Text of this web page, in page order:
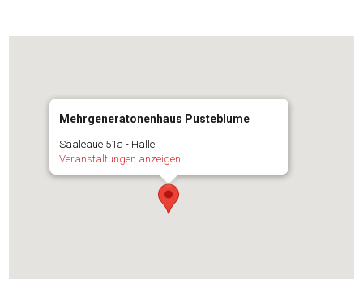
Mehrgeneratonenhaus Pusteblume
Saaleaue 51a - Halle
Veranstaltungen anzeigen